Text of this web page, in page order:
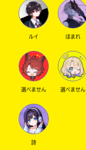
ルイ ほまれ
選べません 選べません
詩